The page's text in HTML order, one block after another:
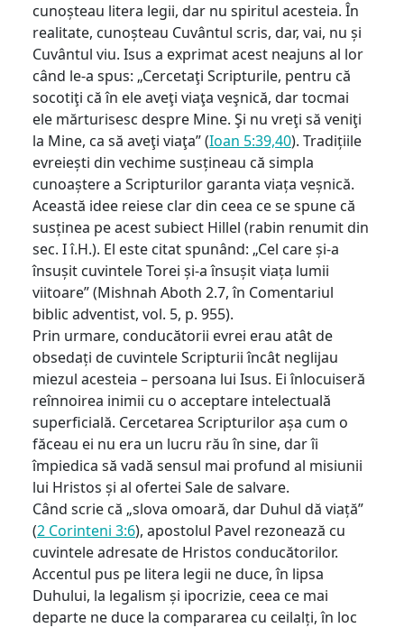
cunoșteau litera legii, dar nu spiritul acesteia. În
realitate, cunoșteau Cuvântul scris, dar, vai, nu și
Cuvântul viu. Isus a exprimat acest neajuns al lor
când le-a spus: „Cercetaţi Scripturile, pentru că
socotiţi că în ele aveţi viaţa veşnică, dar tocmai
ele mărturisesc despre Mine. Şi nu vreţi să veniţi
la Mine, ca să aveţi viaţa” (Ioan 5:39,40). Tradițiile
evreiești din vechime susțineau că simpla
cunoaștere a Scripturilor garanta viața veșnică.
Această idee reiese clar din ceea ce se spune că
susținea pe acest subiect Hillel (rabin renumit din
sec. I î.H.). El este citat spunând: „Cel care și-a
însușit cuvintele Torei și-a însușit viața lumii
viitoare” (Mishnah Aboth 2.7, în Comentariul
biblic adventist, vol. 5, p. 955).
Prin urmare, conducătorii evrei erau atât de
obsedați de cuvintele Scripturii încât neglijau
miezul acesteia – persoana lui Isus. Ei înlocuiseră
reînnoirea inimii cu o acceptare intelectuală
superficială. Cercetarea Scripturilor așa cum o
făceau ei nu era un lucru rău în sine, dar îi
împiedica să vadă sensul mai profund al misiunii
lui Hristos și al ofertei Sale de salvare.
Când scrie că „slova omoară, dar Duhul dă viață”
(2 Corinteni 3:6), apostolul Pavel rezonează cu
cuvintele adresate de Hristos conducătorilor.
Accentul pus pe litera legii ne duce, în lipsa
Duhului, la legalism și ipocrizie, ceea ce mai
departe ne duce la compararea cu ceilalți, în loc